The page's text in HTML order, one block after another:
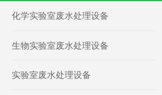
化学实验室废水处理设备
生物实验室废水处理设备
实验室废水处理设备